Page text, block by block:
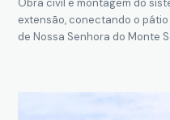
Obra civil e montagem do
extensão, conectando o
de Nossa Senhora do Monte